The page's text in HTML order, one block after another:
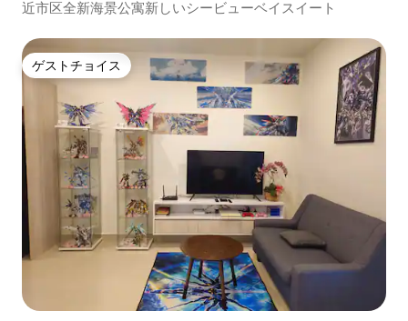
近市区全新海景公寓新しいシービューベイスイート
ゲストチョイス
ゲストチョイス